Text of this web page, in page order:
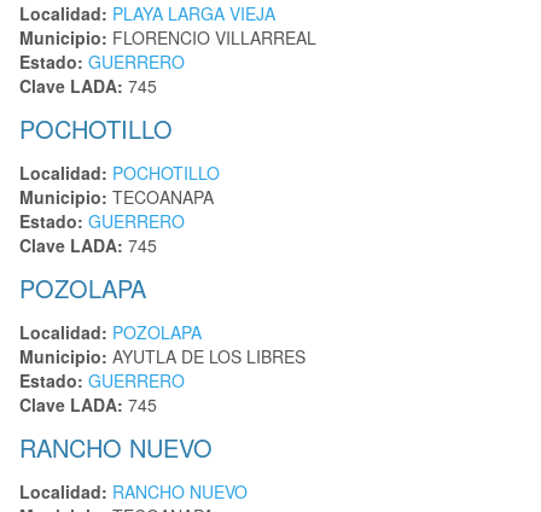
Localidad: PLAYA LARGA VIEJA
Municipio: FLORENCIO VILLARREAL
Estado: GUERRERO
Clave LADA: 745
POCHOTILLO
Localidad: POCHOTILLO
Municipio: TECOANAPA
Estado: GUERRERO
Clave LADA: 745
POZOLAPA
Localidad: POZOLAPA
Municipio: AYUTLA DE LOS LIBRES
Estado: GUERRERO
Clave LADA: 745
RANCHO NUEVO
Localidad: RANCHO NUEVO